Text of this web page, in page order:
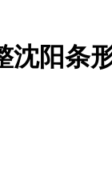
阳条形